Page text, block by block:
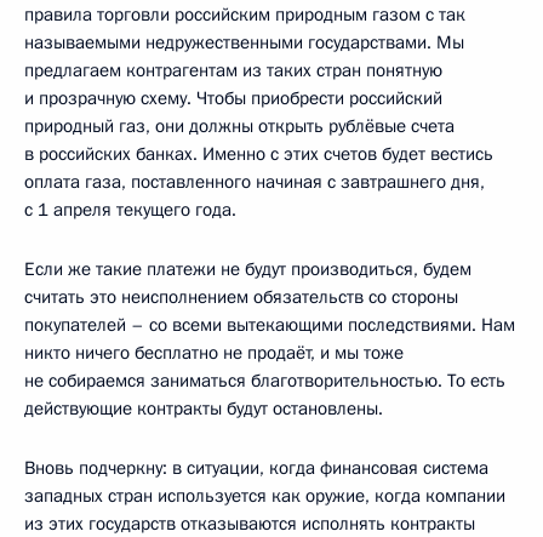
правила торговли российским природным газом с так
называемыми недружественными государствами. Мы
предлагаем контрагентам из таких стран понятную
и прозрачную схему. Чтобы приобрести российский
природный газ, они должны открыть рублёвые счета
в российских банках. Именно с этих счетов будет вестись
оплата газа, поставленного начиная с завтрашнего дня,
с 1 апреля текущего года.
Если же такие платежи не будут производиться, будем
считать это неисполнением обязательств со стороны
покупателей – со всеми вытекающими последствиями. Нам
никто ничего бесплатно не продаёт, и мы тоже
не собираемся заниматься благотворительностью. То есть
действующие контракты будут остановлены.
Вновь подчеркну: в ситуации, когда финансовая система
западных стран используется как оружие, когда компании
из этих государств отказываются исполнять контракты